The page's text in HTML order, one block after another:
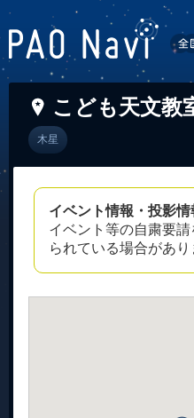
こども天文教
木星
イベント情報・投影
イベント等の自粛要
られている場合があ